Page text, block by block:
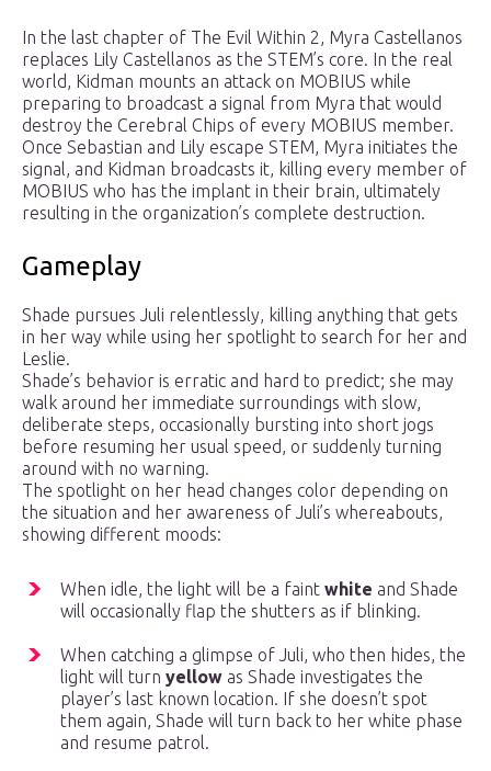
In the last chapter of The Evil Within 2, Myra Castellanos
replaces Lily Castellanos as the STEM’s core. In the real
world, Kidman mounts an attack on MOBIUS while
preparing to broadcast a signal from Myra that would
destroy the Cerebral Chips of every MOBIUS member.
Once Sebastian and Lily escape STEM, Myra initiates the
signal, and Kidman broadcasts it, killing every member of
MOBIUS who has the implant in their brain, ultimately
resulting in the organization’s complete destruction.
Gameplay
Shade pursues Juli relentlessly, killing anything that gets
in her way while using her spotlight to search for her and
Leslie.
Shade’s behavior is erratic and hard to predict; she may
walk around her immediate surroundings with slow,
deliberate steps, occasionally bursting into short jogs
before resuming her usual speed, or suddenly turning
around with no warning.
The spotlight on her head changes color depending on
the situation and her awareness of Juli’s whereabouts,
showing different moods:
When idle, the light will be a faint white and Shade
will occasionally flap the shutters as if blinking.
When catching a glimpse of Juli, who then hides, the
light will turn yellow as Shade investigates the
player’s last known location. If she doesn’t spot
them again, Shade will turn back to her white phase
and resume patrol.